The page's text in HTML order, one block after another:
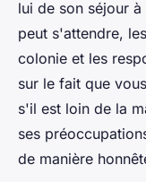
lui de son séjour
peut s'attendre,
colonie et les
sur le fait que
s'il est loin de la
ses
de manière